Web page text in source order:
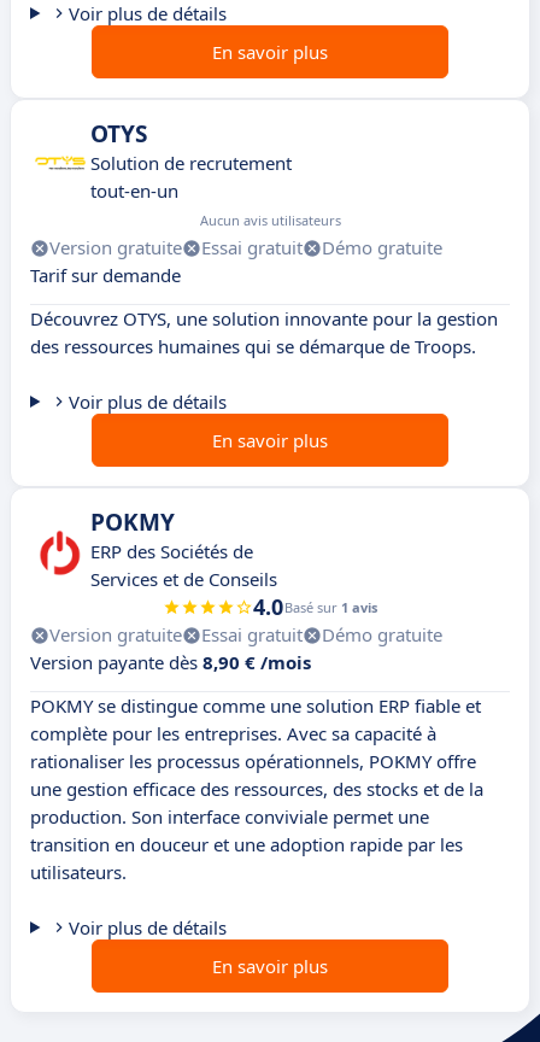
Voir plus de détails
En savoir plus
OTYS
Solution de recrutement
tout-en-un
Aucun avis utilisateurs
Version gratuite Essai gratuit
Démo gratuite
Tarif sur demande
Découvrez OTYS, une solution innovante pour la gestion
des ressources humaines qui se démarque de Troops.
Voir plus de détails
En savoir plus
POKMY
ERP des Sociétés de
Services et de Conseils
4.0Basé sur 1 avis
Version gratuite Essai gratuit
Démo gratuite
Version payante dès 8,90 € /mois
POKMY se distingue comme une solution ERP fiable et
complète pour les entreprises. Avec sa capacité à
rationaliser les processus opérationnels, POKMY offre
une gestion efficace des ressources, des stocks et de la
production. Son interface conviviale permet une
transition en douceur et une adoption rapide par les
utilisateurs.
Voir plus de détails
En savoir plus